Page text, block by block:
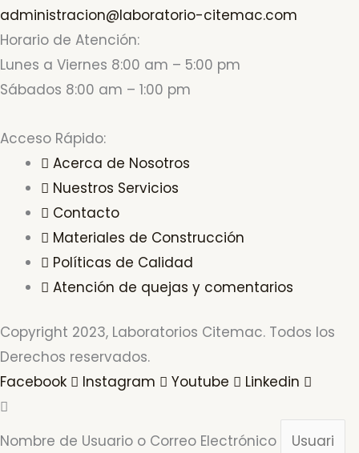
administracion@laboratorio-citemac.com
Horario de Atención:
Lunes a Viernes 8:00 am – 5:00 pm
Sábados 8:00 am – 1:00 pm
Acceso Rápido:
Acerca de Nosotros
Nuestros Servicios
Contacto
Materiales de Construcción
Políticas de Calidad
Atención de quejas y comentarios
Copyright 2023, Laboratorios Citemac. Todos los
Derechos reservados.
Facebook
Instagram Youtube Linkedin
Nombre de Usuario o Correo Electrónico